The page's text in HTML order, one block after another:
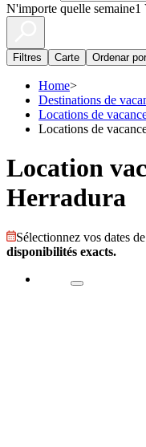
N'importe quelle semaine1
Filtres Carte Ordenar
Home>
Destinations de
Locations de
Locations de
Location
Herradura
Sélectionnez vos dates
disponibilités exacts.